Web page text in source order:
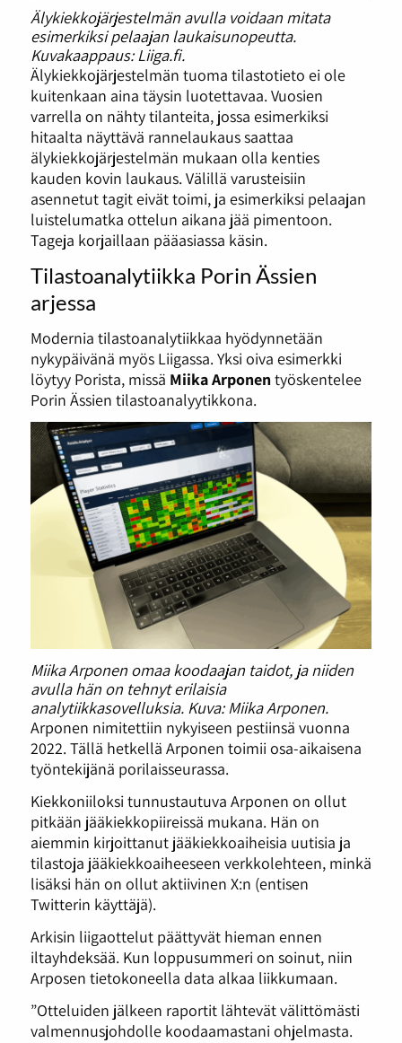
Älykiekkojärjestelmän avulla voidaan mitata
esimerkiksi pelaajan laukaisunopeutta.
Kuvakaappaus: Liiga.fi.
Älykiekkojärjestelmän tuoma tilastotieto ei ole
kuitenkaan aina täysin luotettavaa. Vuosien
varrella on nähty tilanteita, jossa esimerkiksi
hitaalta näyttävä rannelaukaus saattaa
älykiekkojärjestelmän mukaan olla kenties
kauden kovin laukaus. Välillä varusteisiin
asennetut tagit eivät toimi, ja esimerkiksi pelaajan
luistelumatka ottelun aikana jää pimentoon.
Tageja korjaillaan pääasiassa käsin.
Tilastoanalytiikka Porin Ässien
arjessa
Modernia tilastoanalytiikkaa hyödynnetään
nykypäivänä myös Liigassa. Yksi oiva esimerkki
löytyy Porista, missä Miika Arponentyöskentelee
Porin Ässien tilastoanalyytikkona.
Miika Arponen omaa koodaajan taidot, ja niiden
avulla hän on tehnyt erilaisia
analytiikkasovelluksia. Kuva: Miika Arponen.
Arponen nimitettiin nykyiseen pestiinsä vuonna
2022. Tällä hetkellä Arponen toimii osa-aikaisena
työntekijänä porilaisseurassa.
Kiekkoniiloksi tunnustautuva Arponen on ollut
pitkään jääkiekkopiireissä mukana. Hän on
aiemmin kirjoittanut jääkiekkoaiheisia uutisia ja
tilastoja jääkiekkoaiheeseen verkkolehteen, minkä
lisäksi hän on ollut aktiivinen X:n (entisen
Twitterin käyttäjä).
Arkisin liigaottelut päättyvät hieman ennen
iltayhdeksää. Kun loppusummeri on soinut, niin
Arposen tietokoneella data alkaa liikkumaan.
”Otteluiden jälkeen raportit lähtevät välittömästi
valmennusjohdolle koodaamastani ohjelmasta.